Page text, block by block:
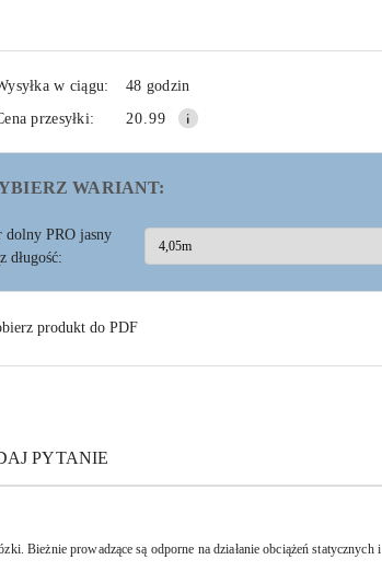
w ciągu:
48 godzin
przesyłki:
20.99
WARIANT:
dolny PRO jasny
długość:
produkt do PDF
PYTANIE
Bieżnie prowadzące są odporne na działanie obciążeń statycznych i